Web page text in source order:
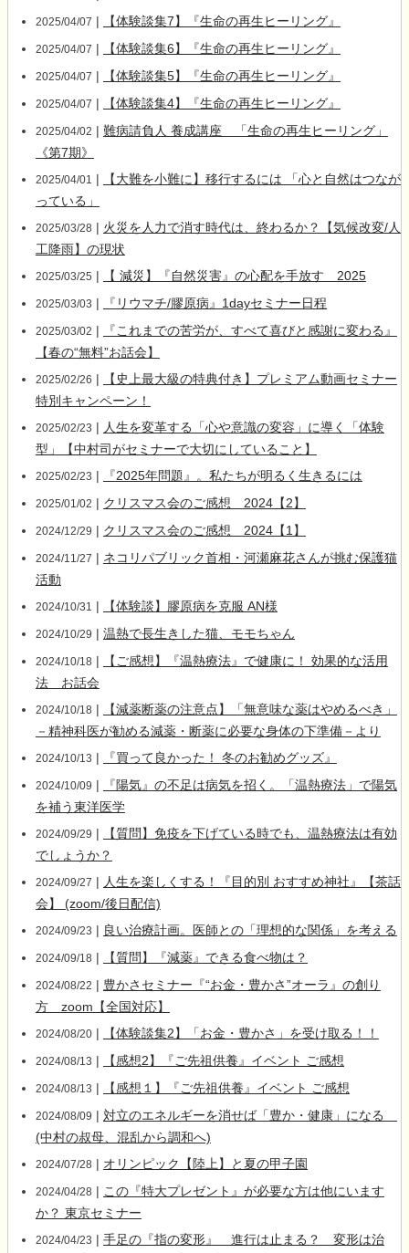
2025/04/07 | 【体験談集7】『生命の再生ヒーリング』
2025/04/07 | 【体験談集6】『生命の再生ヒーリング』
2025/04/07 | 【体験談集5】『生命の再生ヒーリング』
2025/04/07 | 【体験談集4】『生命の再生ヒーリング』
2025/04/02 | 難病請負人 養成講座 「生命の再生ヒーリング」
《第7期》
2025/04/01 |
【大難を小難に】移行するには 「心と自然はつなが
っている」
2025/03/28 | 火災を人力で消す時代は、終わるか？【気候改変/人
工降雨】の現状
2025/03/25 | 【 減災】『自然災害』の心配を手放す 2025
2025/03/03 | 『リウマチ/膠原病』1dayセミナー日程
2025/03/02 |
『これまでの苦労が、すべて喜びと感謝に変わる』
【春の“無料”お話会】
2025/02/26 |
【史上最大級の特典付き】プレミアム動画セミナー
特別キャンペーン！
2025/02/23 | 人生を変革する「心や意識の変容」に導く「体験
型」【中村司がセミナーで大切にしていること】
2025/02/23 | 『2025年問題』。私たちが明るく生きるには
2025/01/02 | クリスマス会のご感想 2024【2】
2024/12/29 | クリスマス会のご感想 2024【1】
2024/11/27 | ネコリパブリック首相・河瀬麻花さんが挑む保護猫
活動
2024/10/31 | 【体験談】膠原病を克服 AN様
2024/10/29 | 温熱で長生きした猫、モモちゃん
2024/10/18 |
【ご感想】『温熱療法』で健康に！ 効果的な活用
法 お話会
2024/10/18 |
【減薬断薬の注意点】「無意味な薬はやめるべき」
－精神科医が勧める減薬・断薬に必要な身体の下準備－より
2024/10/13 | 『買って良かった！ 冬のお勧めグッズ』
2024/10/09 |
『陽気』の不足は病気を招く。「温熱療法」で陽気
を補う東洋医学
2024/09/29 |
【質問】免疫を下げている時でも、温熱療法は有効
でしょうか？
2024/09/27 | 人生を楽しくする！『目的別 おすすめ神社』【茶話
会】 (zoom/後日配信)
2024/09/23 | 良い治療計画。医師との「理想的な関係」を考える
2024/09/18 | 【質問】『減薬』できる食べ物は？
2024/08/22 | 豊かさセミナー『“お金・豊かさ”オーラ』の創り
方 zoom【全国対応】
2024/08/20| 【体験談集2】「お金・豊かさ」を受け取る！！
2024/08/13 | 【感想2】『ご先祖供養』イベント ご感想
2024/08/13 | 【感想１】『ご先祖供養』イベント ご感想
2024/08/09 | 対立のエネルギーを消せば「豊か・健康」になる
(中村の叔母、混乱から調和へ)
2024/07/28 | オリンピック【陸上】と夏の甲子園
2024/04/28 | この『特大プレゼント』が必要な方は他にいます
か？ 東京セミナー
2024/04/23 | 手足の『指の変形』 進行は止まる？ 変形は治